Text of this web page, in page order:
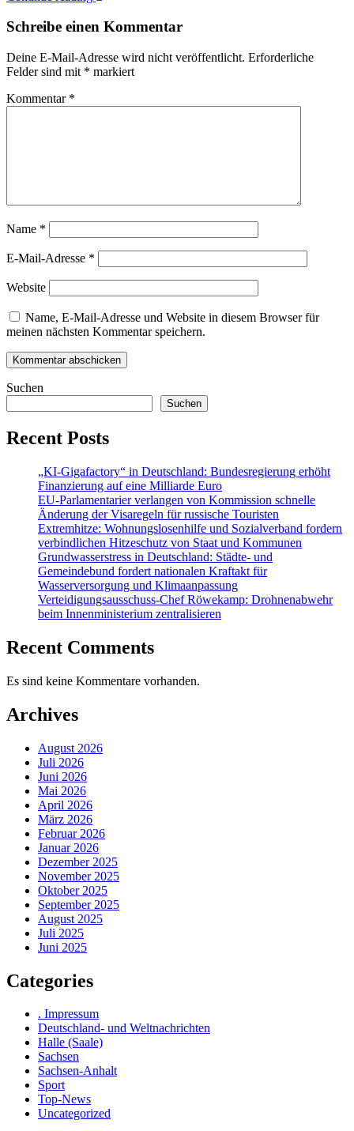
Schreibe einen Kommentar
Deine E-Mail-Adresse wird nicht veröffentlicht. Erforderliche
Felder sind mit * markiert
Kommentar *
Name *
E-Mail-Adresse *
Website
Name, E-Mail-Adresse und Website in diesem Browser für
meinen nächsten Kommentar speichern.
Suchen
Suchen
Recent Posts
„KI-Gigafactory“ in Deutschland: Bundesregierung erhöht
Finanzierung auf eine Milliarde Euro
EU-Parlamentarier verlangen von Kommission schnelle
Änderung der Visaregeln für russische Touristen
Extremhitze: Wohnungslosenhilfe und Sozialverband fordern
verbindlichen Hitzeschutz von Staat und Kommunen
Grundwasserstress in Deutschland: Städte- und
Gemeindebund fordert nationalen Kraftakt für
Wasserversorgung und Klimaanpassung
Verteidigungsausschuss-Chef Röwekamp: Drohnenabwehr
beim Innenministerium zentralisieren
Recent Comments
Es sind keine Kommentare vorhanden.
Archives
August 2026
Juli 2026
Juni 2026
Mai 2026
April 2026
März 2026
Februar 2026
Januar 2026
Dezember 2025
November 2025
Oktober 2025
September 2025
August 2025
Juli 2025
Juni 2025
Categories
. Impressum
Deutschland- und Weltnachrichten
Halle (Saale)
Sachsen
Sachsen-Anhalt
Sport
Top-News
Uncategorized